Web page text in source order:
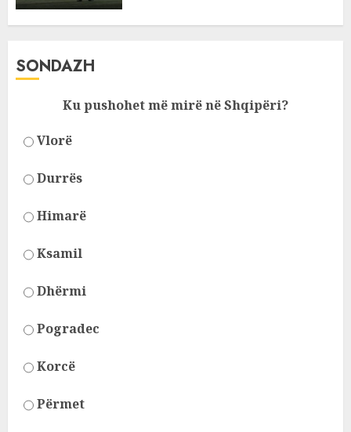
SONDAZH
Ku pushohet më mirë në Shqipëri?
Vlorë
Durrës
Himarë
Ksamil
Dhërmi
Pogradec
Korcë
Përmet